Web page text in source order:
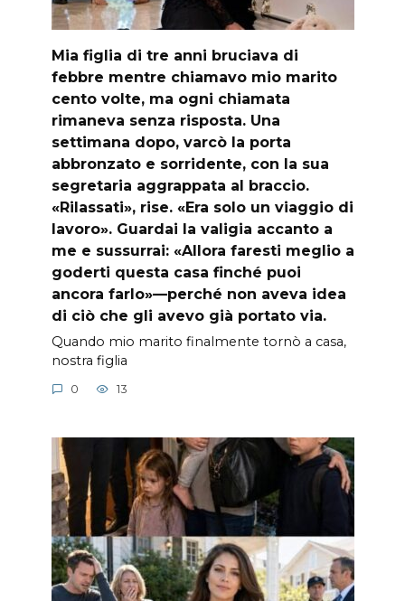
Mia figlia di tre anni bruciava di
febbre mentre chiamavo mio marito
cento volte, ma ogni chiamata
rimaneva senza risposta. Una
settimana dopo, varcò la porta
abbronzato e sorridente, con la sua
segretaria aggrappata al braccio.
«Rilassati», rise. «Era solo un viaggio di
lavoro». Guardai la valigia accanto a
me e sussurrai: «Allora faresti meglio a
goderti questa casa finché puoi
ancora farlo»—perché non aveva idea
di ciò che gli avevo già portato via.
Quando mio marito finalmente tornò a casa,
nostra figlia
0 13